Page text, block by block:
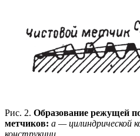
Рис. 2. Образование режущей
метчиков: а — цилиндрической
конструкции